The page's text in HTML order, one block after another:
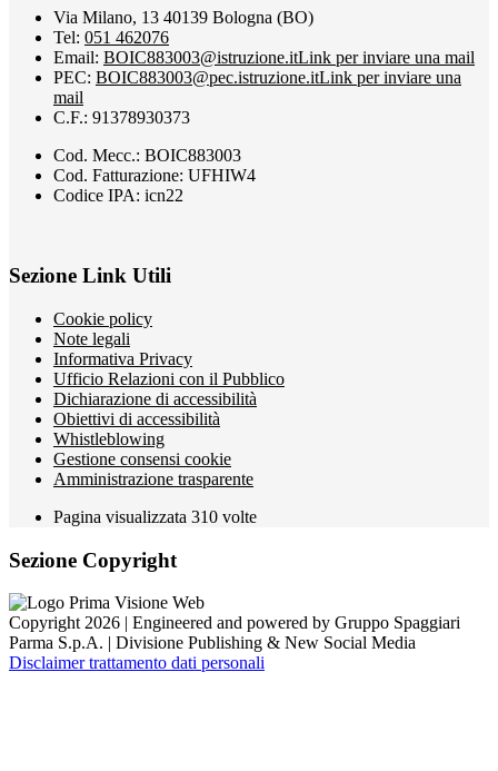
Via Milano, 13 40139 Bologna (BO)
Tel: 051 462076
Email: BOIC883003@istruzione.itLink per inviare una mail
PEC: BOIC883003@pec.istruzione.itLink per inviare una
mail
C.F.: 91378930373
Cod. Mecc.: BOIC883003
Cod. Fatturazione: UFHIW4
Codice IPA: icn22
Sezione Link Utili
Cookie policy
Note legali
Informativa Privacy
Ufficio Relazioni con il Pubblico
Dichiarazione di accessibilità
Obiettivi di accessibilità
Whistleblowing
Gestione consensi cookie
Amministrazione trasparente
Pagina visualizzata 310 volte
Sezione Copyright
Copyright 2026 | Engineered and powered by Gruppo Spaggiari
Parma S.p.A. | Divisione Publishing & New Social Media
Disclaimer trattamento dati personali